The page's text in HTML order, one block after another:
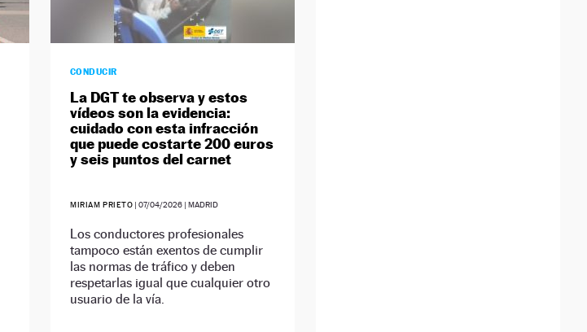
CONDUCIR
La DGT te observa y estos
vídeos son la evidencia:
cuidado con esta infracción
que puede costarte 200 euros
y seis puntos del carnet
MIRIAM PRIETO |07/04/2026 | MADRID
Los conductores profesionales
tampoco están exentos de cumplir
las normas de tráfico y deben
respetarlas igual que cualquier otro
usuario de la vía.